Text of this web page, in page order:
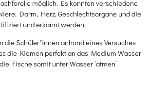
möglich. Es konnten verschiedene
Darm, Herz, Geschlechtsorgane und die
und erkannt werden.
die Schüler*innen anhand eines Versuches
die Kiemen perfekt an das Medium Wasser
Fische somit unter Wasser ‘atmen’